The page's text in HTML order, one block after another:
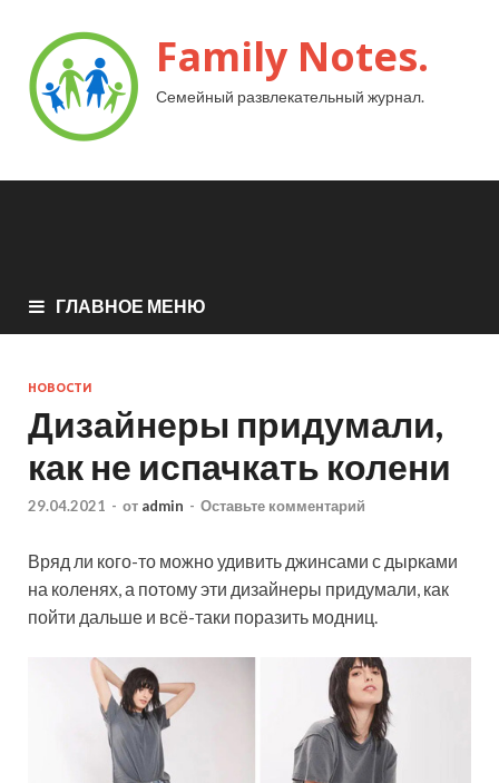
Family Notes.
Семейный развлекательный журнал.
ГЛАВНОЕ МЕНЮ
НОВОСТИ
Дизайнеры придумали,
как не испачкать колени
29.04.2021 - от admin - Оставьте комментарий
Вряд ли кого-то можно удивить джинсами с дырками
на коленях, а потому эти дизайнеры придумали, как
пойти дальше и всё-таки поразить модниц.